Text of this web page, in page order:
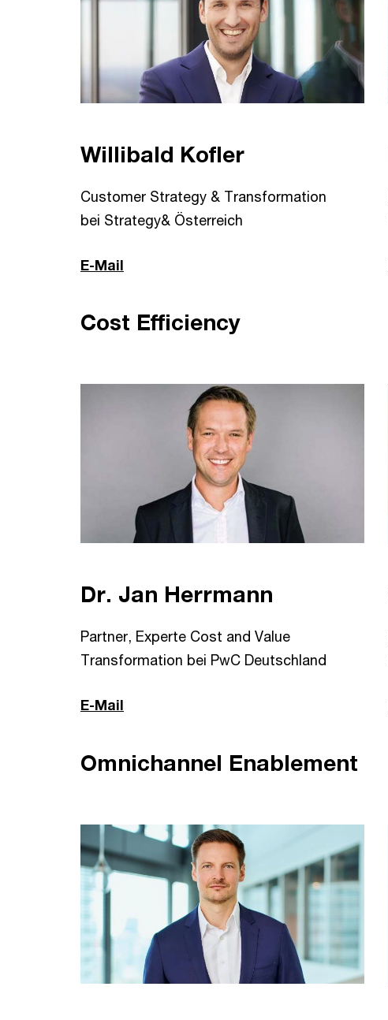
Willibald Kofler
Customer Strategy & Transformation
bei Strategy& Österreich
E-Mail
Cost Efficiency
Dr. Jan Herrmann
Partner, Experte Cost and Value
Transformation bei PwC Deutschland
E-Mail
Omnichannel Enablement